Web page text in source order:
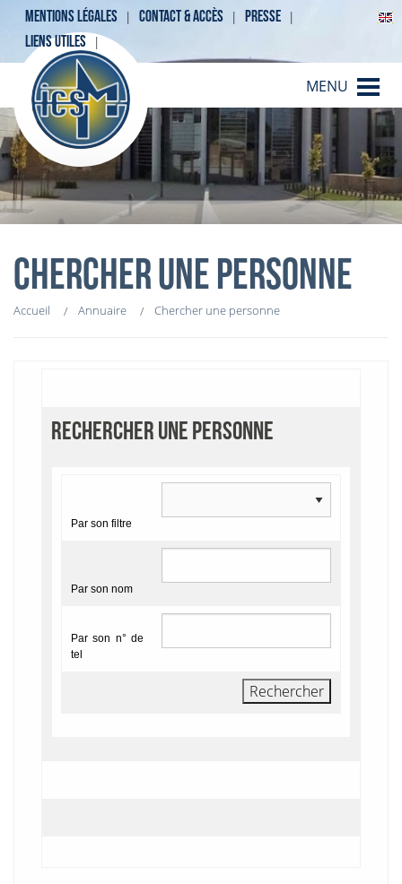
MENTIONS LÉGALES CONTACT & ACCÈS
PRESSE
LIENS UTILES
MENU
CHERCHER UNE PERSONNE
Accueil Annuaire Chercher une personne
RECHERCHER UNE PERSONNE
Par son filtre
Par son nom
Par son n° de
tel